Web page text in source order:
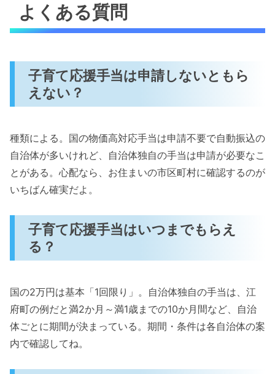
よくある質問
子育て応援手当は申請しないともら
えない？
種類による。国の物価高対応手当は申請不要で自動振込の
自治体が多いけれど、自治体独自の手当は申請が必要なこ
とがある。心配なら、お住まいの市区町村に確認するのが
いちばん確実だよ。
子育て応援手当はいつまでもらえ
る？
国の2万円は基本「1回限り」。自治体独自の手当は、江
府町の例だと満2か月～満1歳までの10か月間など、自治
体ごとに期間が決まっている。期間・条件は各自治体の案
内で確認してね。